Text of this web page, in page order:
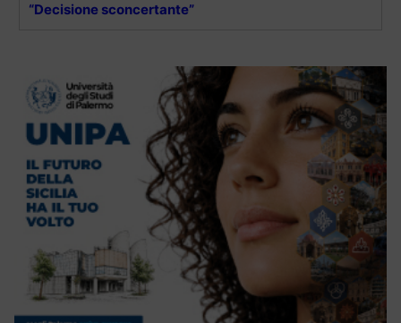
“Decisione sconcertante”